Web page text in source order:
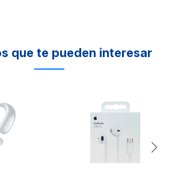
que te pueden interesar